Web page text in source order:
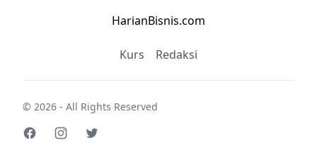
HarianBisnis.com
Kurs Redaksi
© 2026 - All Rights Reserved